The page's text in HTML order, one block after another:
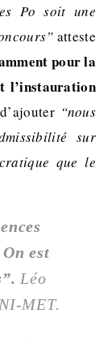
Po soit une
atteste
pour la
l’instauration
“nous
sur
que le
est
Léo
MET.